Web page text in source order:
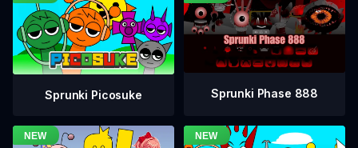
Sprunki Picosuke Sprunki Phase 888